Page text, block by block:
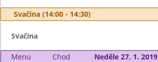
Svačina (14:00 - 14:30)
Svačina
Menu Chod
Neděle 27. 1. 2019